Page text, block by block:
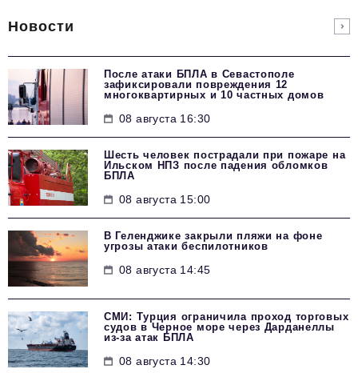
Новости
После атаки БПЛА в Севастополе
зафиксировали повреждения 12
многоквартирных и 10 частных домов
08 августа 16:30
Шесть человек пострадали при пожаре на
Ильском НПЗ после падения обломков
БПЛА
08 августа 15:00
В Геленджике закрыли пляжи на фоне
угрозы атаки беспилотников
08 августа 14:45
СМИ: Турция ограничила проход торговых
судов в Черное море через Дарданеллы
из-за атак БПЛА
08 августа 14:30